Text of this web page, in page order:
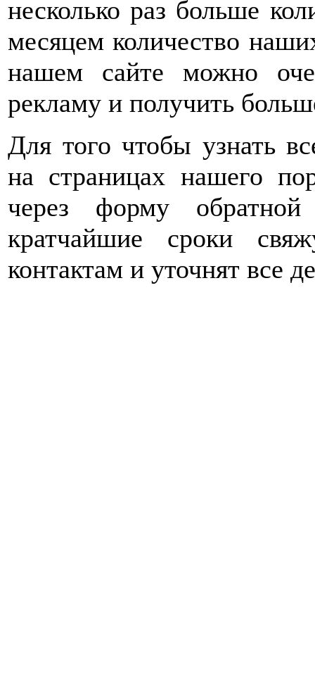
несколько раз больше
месяцем количество
нашем сайте можно
рекламу и получить
Для того чтобы узнать
на страницах нашего
через форму
кратчайшие сроки
контактам и уточнят все